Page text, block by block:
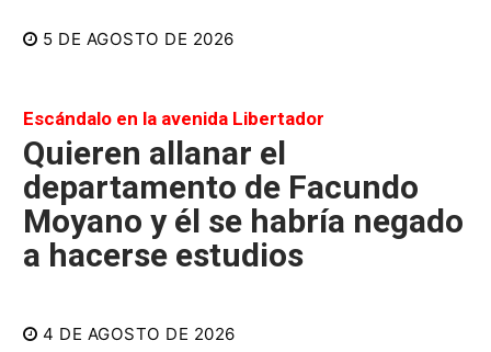
5 DE AGOSTO DE 2026
Escándalo en la avenida Libertador
Quieren allanar el
departamento de Facundo
Moyano y él se habría negado
a hacerse estudios
4 DE AGOSTO DE 2026